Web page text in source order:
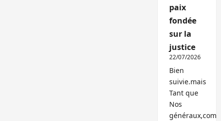
paix
fondée
sur la
justice
22/07/2026
Bien
suivie.mais
Tant que
Nos
généraux,com